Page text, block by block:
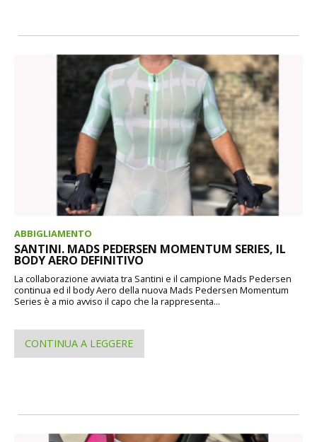
ABBIGLIAMENTO
SANTINI. MADS PEDERSEN MOMENTUM SERIES, IL
BODY AERO DEFINITIVO
La collaborazione avviata tra Santini e il campione Mads Pedersen
continua ed il body Aero della nuova Mads Pedersen Momentum
Series è a mio avviso il capo che la rappresenta...
CONTINUA A LEGGERE